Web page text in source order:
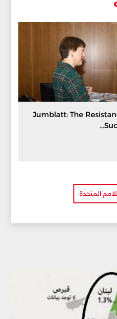
Jumblatt: The
المتحدة